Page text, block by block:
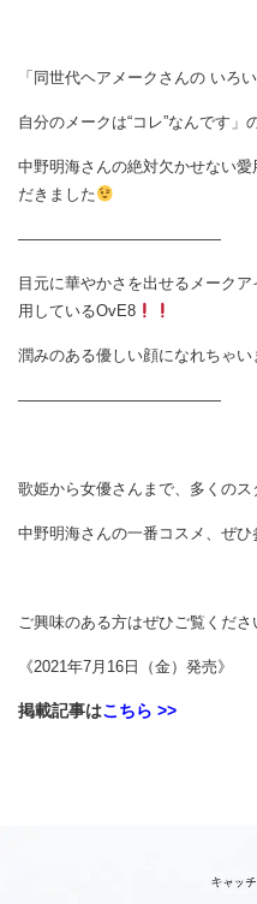
「同世代ヘアメークさんの いろ
自分のメークは“コレ”なんです」
中野明海さんの絶対欠かせない
だきました
—————————————
目元に華やかさを出せるメーク
用しているOvE8
潤みのある優しい顔になれちゃい
—————————————
歌姫から女優さんまで、多くの
中野明海さんの一番コスメ、ぜ
ご興味のある方はぜひご覧くださ
《2021年7月16日（金）発売》
掲載記事はこちら >>